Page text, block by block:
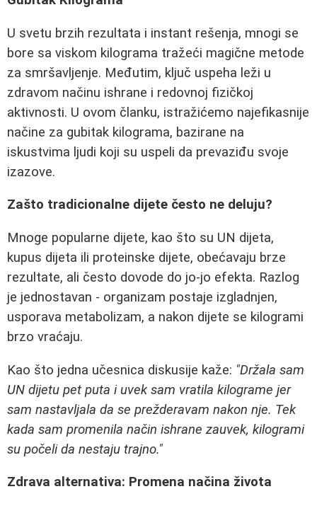
U svetu brzih rezultata i instant rešenja, mnogi se
bore sa viskom kilograma tražeći magične metode
za smršavljenje. Međutim, ključ uspeha leži u
zdravom načinu ishrane i redovnoj fizičkoj
aktivnosti. U ovom članku, istražićemo najefikasnije
načine za gubitak kilograma, bazirane na
iskustvima ljudi koji su uspeli da prevaziđu svoje
izazove.
Zašto tradicionalne dijete često ne deluju?
Mnoge popularne dijete, kao što su UN dijeta,
kupus dijeta ili proteinske dijete, obećavaju brze
rezultate, ali često dovode do jo-jo efekta. Razlog
je jednostavan - organizam postaje izgladnjen,
usporava metabolizam, a nakon dijete se kilogrami
brzo vraćaju.
Kao što jedna učesnica diskusije kaže: "Držala sam
UN dijetu pet puta i uvek sam vratila kilograme jer
sam nastavljala da se prežderavam nakon nje. Tek
kada sam promenila način ishrane zauvek, kilogrami
su počeli da nestaju trajno."
Zdrava alternativa: Promena načina života